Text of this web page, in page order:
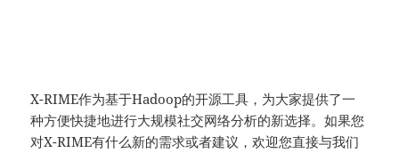
X-RIME作为基于Hadoop的开源工具，为大家提供了一
种方便快捷地进行大规模社交网络分析的新选择。如果您
对X-RIME有什么新的需求或者建议，欢迎您直接与我们